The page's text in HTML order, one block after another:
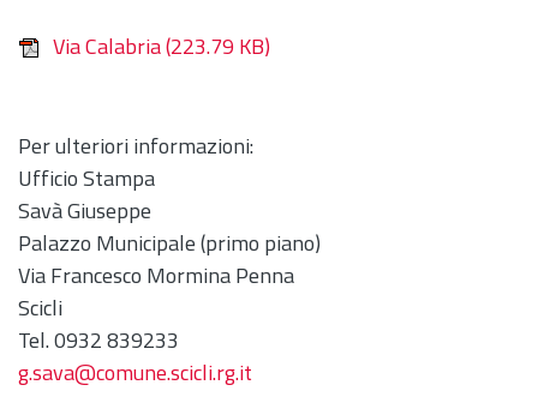
Via Calabria(223.79 KB)
Per ulteriori informazioni:
Ufficio Stampa
Savà Giuseppe
Palazzo Municipale (primo piano)
Via Francesco Mormina Penna
Scicli
Tel. 0932 839233
g.sava@comune.scicli.rg.it